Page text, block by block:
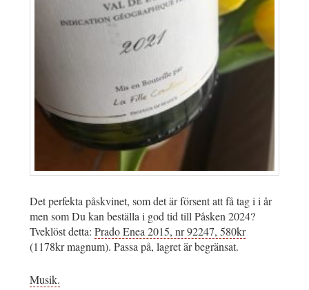
Det perfekta påskvinet, som det är försent att få tag i i år
men som Du kan beställa i god tid till Påsken 2024?
Tveklöst detta: Prado Enea 2015, nr 92247, 580kr
(1178kr magnum). Passa på, lagret är begränsat.
Musik.